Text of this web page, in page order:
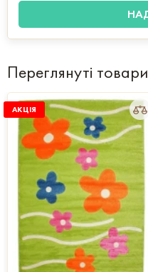
Переглянуті товари
АКЦІЯ